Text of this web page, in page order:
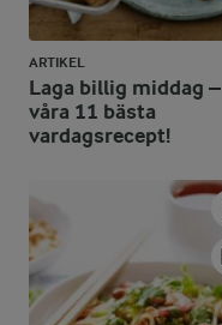
ARTIKEL
Laga billig middag –
våra 11 bästa
vardagsrecept!